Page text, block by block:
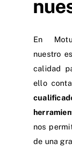
Contactar
En
nuestro
calidad
ello
nos
de una